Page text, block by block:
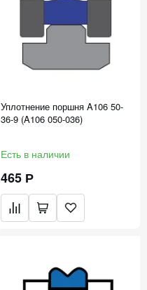
Уплотнение поршня A106 50-
36-9 (A106 050-036)
Есть в наличии
465 Р